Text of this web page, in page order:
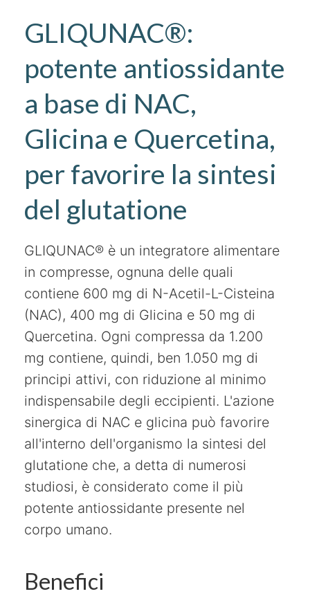
GLIQUNAC®:
potente antiossidante
a base di NAC,
Glicina e Quercetina,
per favorire la sintesi
del glutatione
GLIQUNAC® è un integratore alimentare
in compresse, ognuna delle quali
contiene 600 mg di N-Acetil-L-Cisteina
(NAC), 400 mg di Glicina e 50 mg di
Quercetina. Ogni compressa da 1.200
mg contiene, quindi, ben 1.050 mg di
principi attivi, con riduzione al minimo
indispensabile degli eccipienti. L'azione
sinergica di NAC e glicina può favorire
all'interno dell'organismo la sintesi del
glutatione che, a detta di numerosi
studiosi, è considerato come il più
potente antiossidante presente nel
corpo umano.
Benefici